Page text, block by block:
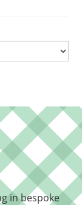
in bespoke